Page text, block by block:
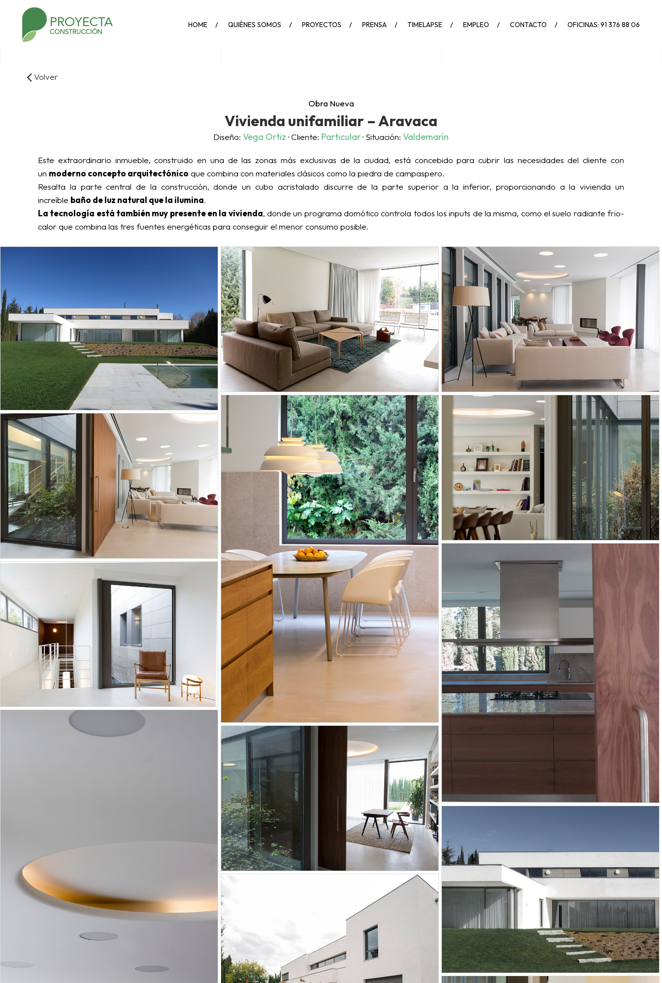
HOME QUIÉNES SOMOS PROYECTOS PRENSA TIMELAPSE EMPLEO CONTACTO OFICINAS: 91 376 88 06
Volver
Obra Nueva
Vivienda unifamiliar – Aravaca
Diseño: Vega Ortiz · Cliente: Particular· Situación: Valdemarín
Este extraordinario inmueble, construido en una de las zonas más exclusivas de la ciudad, está concebido para cubrir las necesidades del cliente con
un moderno concepto arquitectónico que combina con materiales clásicos como la piedra de campaspero.
Resalta la parte central de la construcción, donde un cubo acristalado discurre de la parte superior a la inferior, proporcionando a la vivienda un
increíble baño de luz natural que la ilumina.
La tecnología está también muy presente en la vivienda, donde un programa domótico controla todos los inputs de la misma, como el suelo radiante frio-
calor que combina las tres fuentes energéticas para conseguir el menor consumo posible.